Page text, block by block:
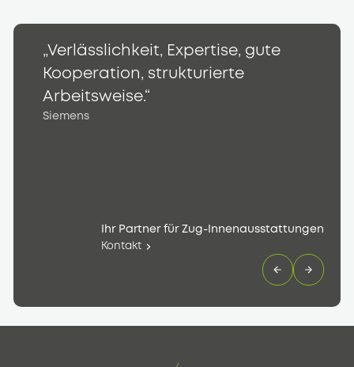
„Verlässlichkeit, Expertise, gute
Kooperation, strukturierte
Arbeitsweise.“
Siemens
Ihr Partner für Zug-Innenausstattungen
Kontakt